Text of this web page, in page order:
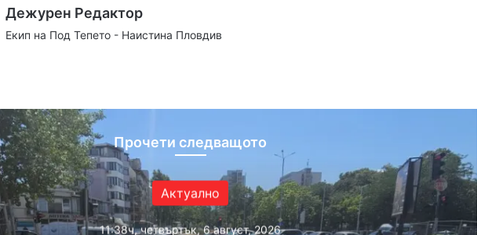
Дежурен Редактор
Екип на Под Тепето - Наистина Пловдив
Прочети следващото
Актуално
11:38ч, четвъртък, 6 август, 2026